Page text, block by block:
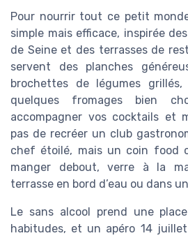
Pour nourrir tout ce petit
simple mais efficace, inspirée
de Seine et des terrasses de
servent des planches
brochettes de légumes
quelques fromages bien
accompagner vos cocktails et
pas de recréer un club
chef étoilé, mais un coin food
manger debout, verre à la
terrasse en bord d’eau ou dans
Le sans alcool prend une
habitudes, et un apéro 14